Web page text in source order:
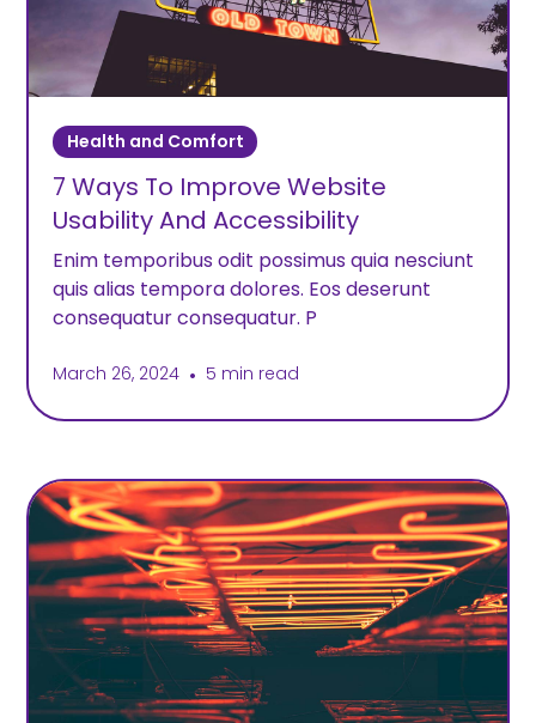
Health and Comfort
7 Ways To Improve Website
Usability And Accessibility
Enim temporibus odit possimus quia nesciunt
quis alias tempora dolores. Eos deserunt
consequatur consequatur. P
March 26, 2024 • 5 min read